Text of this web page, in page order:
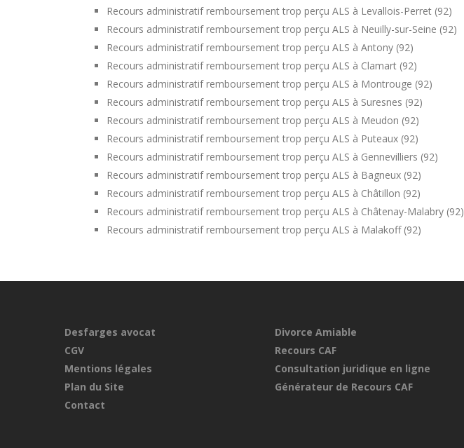
Recours administratif remboursement trop perçu ALS à Levallois-Perret (92)
Recours administratif remboursement trop perçu ALS à Neuilly-sur-Seine (92)
Recours administratif remboursement trop perçu ALS à Antony (92)
Recours administratif remboursement trop perçu ALS à Clamart (92)
Recours administratif remboursement trop perçu ALS à Montrouge (92)
Recours administratif remboursement trop perçu ALS à Suresnes (92)
Recours administratif remboursement trop perçu ALS à Meudon (92)
Recours administratif remboursement trop perçu ALS à Puteaux (92)
Recours administratif remboursement trop perçu ALS à Gennevilliers (92)
Recours administratif remboursement trop perçu ALS à Bagneux (92)
Recours administratif remboursement trop perçu ALS à Châtillon (92)
Recours administratif remboursement trop perçu ALS à Châtenay-Malabry (92)
Recours administratif remboursement trop perçu ALS à Malakoff (92)
Desfarges avocat
CGV
Mentions légales
Plan du Site
Contact
Divorce Amiable
Recours CAF
Consultation juridique en ligne
Générateur de Recours CAF